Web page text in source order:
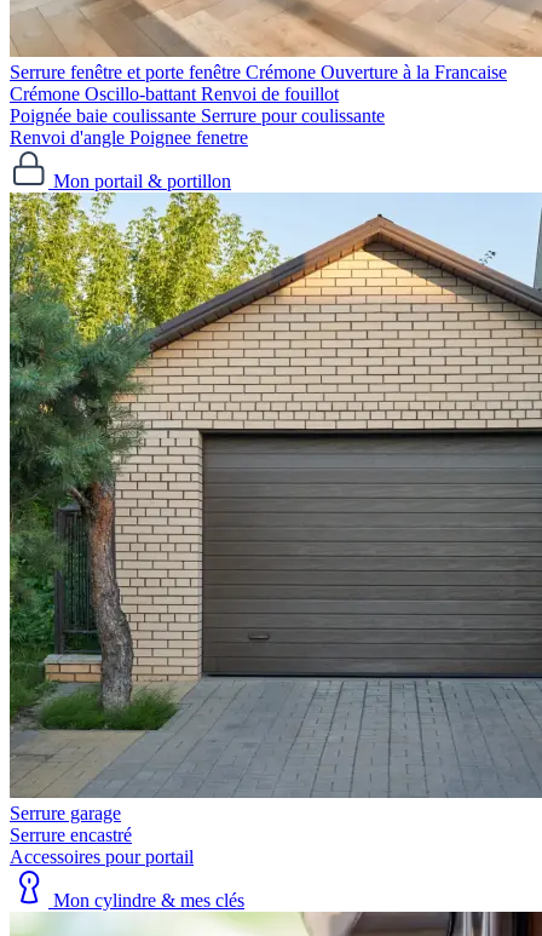
Serrure fenêtre et porte fenêtre
Crémone Ouverture à la Francaise
Crémone Oscillo-battant Renvoi de fouillot
Poignée baie coulissante Serrure pour coulissante
Renvoi d'angle Poignee fenetre
Mon portail & portillon
Serrure garage
Serrure encastré
Accessoires pour portail
Mon cylindre & mes clés